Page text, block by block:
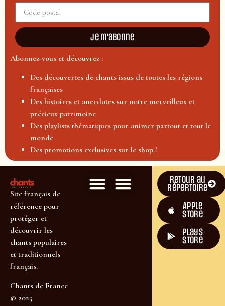
Je m'abonne
Abonnez-vous et découvrez :
Des découvertes de chants issus de toutes les régions
françaises
Des histoires et anecdotes sur notre merveilleux et
précieux patrimoine
Des playlists thématiques pour animer partout et tout le
monde
Des promotions exclusives sur le shop !
Site français de
référence pour
protéger et
découvrir les
chants populaires
et traditionnels
français.
Chants de France
© 2025
Retour au
répertoire
Apple
Store
plays
store